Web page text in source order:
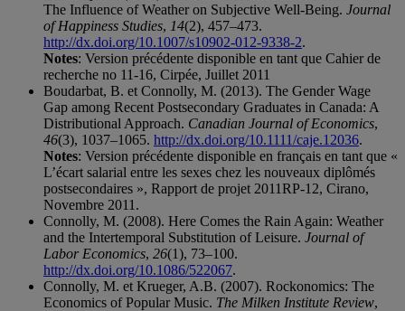
The Influence of Weather on Subjective Well-Being. Journal
of Happiness Studies, 14(2), 457–473.
http://dx.doi.org/10.1007/s10902-012-9338-2.
Notes: Version précédente disponible en tant que Cahier de
recherche no 11-16, Cirpée, Juillet 2011
Boudarbat, B. et Connolly, M. (2013). The Gender Wage
Gap among Recent Postsecondary Graduates in Canada: A
Distributional Approach. Canadian Journal of Economics,
46(3), 1037–1065. http://dx.doi.org/10.1111/caje.12036.
Notes: Version précédente disponible en français en tant que «
L’écart salarial entre les sexes chez les nouveaux diplômés
postsecondaires », Rapport de projet 2011RP-12, Cirano,
Novembre 2011.
Connolly, M. (2008). Here Comes the Rain Again: Weather
and the Intertemporal Substitution of Leisure. Journal of
Labor Economics, 26(1), 73–100.
http://dx.doi.org/10.1086/522067.
Connolly, M. et Krueger, A.B. (2007). Rockonomics: The
Economics of Popular Music. The Milken Institute Review,